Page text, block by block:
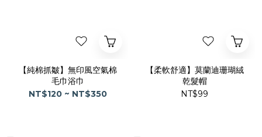
【純棉抓皺】無印風空氣棉
毛巾浴巾
NT$120 ~ NT$350
【柔軟舒適】莫蘭迪珊瑚絨
乾髮帽
NT$99